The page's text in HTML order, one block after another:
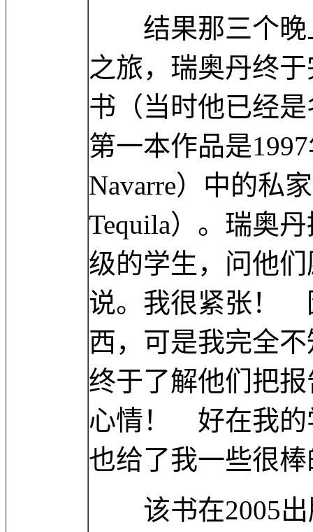
结果那三个晚
之旅，瑞奥丹终
书（当时他已经
第一本作品是
Navarre）中的私
Tequila）。瑞奥
级的学生，问他
说。我很紧张！
西，可是我完全
终于了解他们把
心情！ 好在我的
也给了我一些很
该书在2005出